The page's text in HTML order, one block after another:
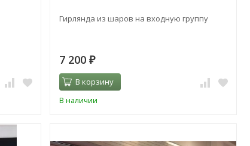
Гирлянда из шаров на входную группу
7 200 ₽
В корзину
В наличии